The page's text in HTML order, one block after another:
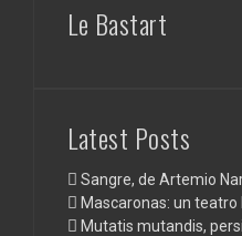
Le Bastart
Latest Posts
Sangre, de Artemio
Mascaronas: un
Mutatis mutandis,